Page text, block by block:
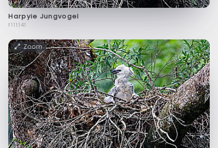
Harpyie Jungvogel
f111141
Zoom